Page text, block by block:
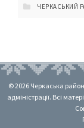
ЧЕРКАСЬКИЙ
© 2026 Черкаська
адміністрації. Всі